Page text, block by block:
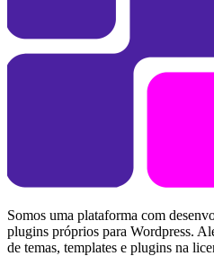
Somos uma plataforma com
plugins próprios para Wordpress.
de temas, templates e plugins na